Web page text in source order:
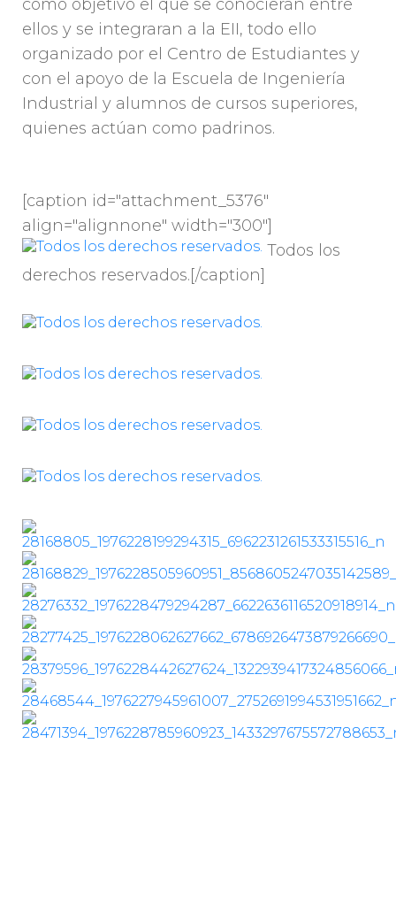
como objetivo el que se conocieran entre
ellos y se integraran a la EII, todo ello
organizado por el Centro de Estudiantes y
con el apoyo de la Escuela de Ingeniería
Industrial y alumnos de cursos superiores,
quienes actúan como padrinos.
[caption id="attachment_5376"
align="alignnone" width="300"]
Todos los
derechos reservados.[/caption]